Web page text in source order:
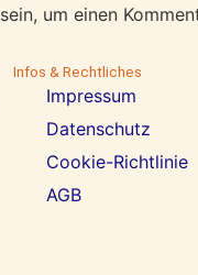
sein, um einen
Infos & Rechtliches
Impressum
Datenschutz
Cookie-Richtlinie
AGB